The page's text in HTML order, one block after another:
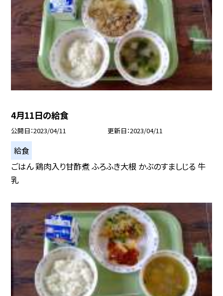
4月11日の給食
公開日 2023/04/11 更新日 2023/04/11
給食
ごはん 鶏肉入り甘酢煮 ふろふき大根 かぶのすましじる 牛
乳